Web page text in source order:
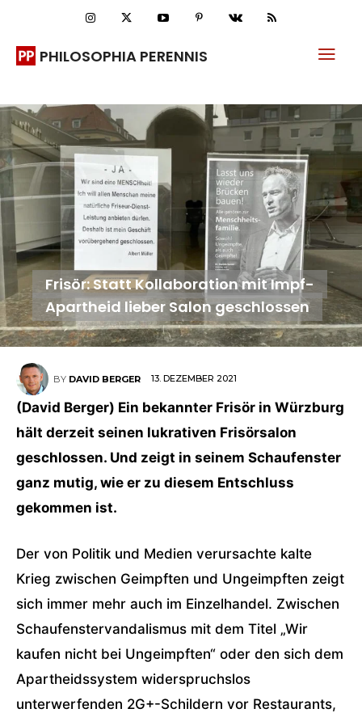
PHILOSOPHIA PERENNIS
Frisör: Statt Kollaboration mit Impf-
Apartheid lieber Salon geschlossen
BY DAVID BERGER 13. DEZEMBER 2021
(David Berger) Ein bekannter Frisör in Würzburg
hält derzeit seinen lukrativen Frisörsalon
geschlossen. Und zeigt in seinem Schaufenster
ganz mutig, wie er zu diesem Entschluss
gekommen ist.
Der von Politik und Medien verursachte kalte
Krieg zwischen Geimpften und Ungeimpften zeigt
sich immer mehr auch im Einzelhandel. Zwischen
Schaufenstervandalismus mit dem Titel „Wir
kaufen nicht bei Ungeimpften“ oder den sich dem
Apartheidssystem widerspruchslos
unterwerfenden 2G+-Schildern vor Restaurants,